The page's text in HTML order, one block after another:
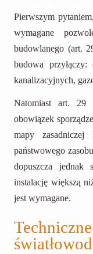
Pierwszym
wymagane
budowlanego (art.
budowa przyłączy:
kanalizacyjnych,
Natomiast art. 29
obowiązek
mapy
państwowego
dopuszcza jednak
instalację większą
jest wymagane.